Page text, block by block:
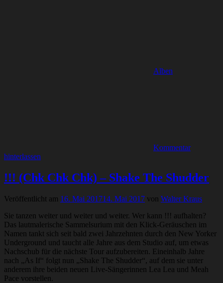
Alben
Kommentar
hinterlassen
!!! (Chk Chk Chk) – Shake The Shudder
Veröffentlicht am 16. Mai 201714. Mai 2017 von Walter Kraus
Sie tanzen weiter und weiter und weiter. Wer kann !!! aufhalten?
Das lautmalerische Sammelsurium mit den Klick-Geräuschen im
Namen tankt sich seit bald zwei Jahrzehnten durch den New Yorker
Underground und taucht alle Jahre aus dem Studio auf, um etwas
Nachschub für die nächste Tour aufzubereiten. Eineinhalb Jahre
nach „As If“ folgt nun „Shake The Shudder“, auf dem sie unter
anderem ihre beiden neuen Live-Sängerinnen Lea Lea und Meah
Pace vorstellen.